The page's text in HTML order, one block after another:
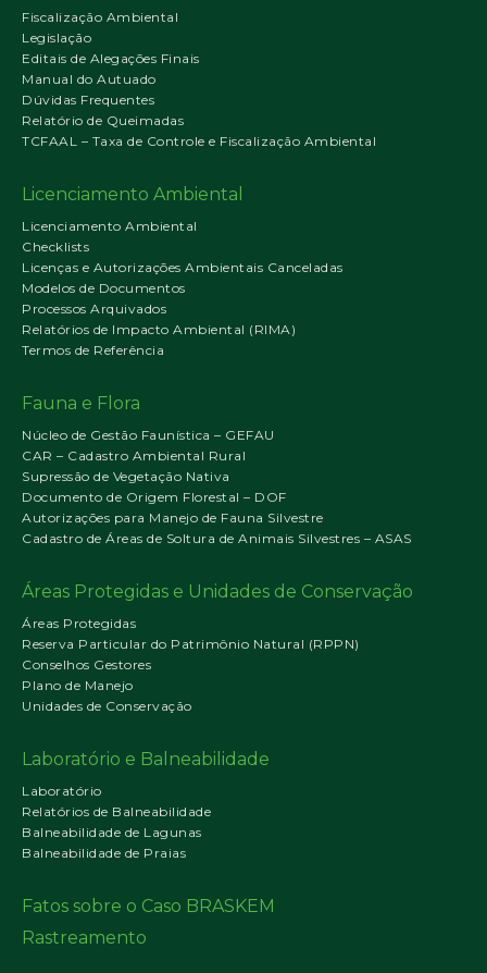
Fiscalização Ambiental
Legislação
Editais de Alegações Finais
Manual do Autuado
Dúvidas Frequentes
Relatório de Queimadas
TCFAAL – Taxa de Controle e Fiscalização Ambiental
Licenciamento Ambiental
Licenciamento Ambiental
Checklists
Licenças e Autorizações Ambientais Canceladas
Modelos de Documentos
Processos Arquivados
Relatórios de Impacto Ambiental (RIMA)
Termos de Referência
Fauna e Flora
Núcleo de Gestão Faunística – GEFAU
CAR – Cadastro Ambiental Rural
Supressão de Vegetação Nativa
Documento de Origem Florestal – DOF
Autorizações para Manejo de Fauna Silvestre
Cadastro de Áreas de Soltura de Animais Silvestres – ASAS
Áreas Protegidas e Unidades de Conservação
Áreas Protegidas
Reserva Particular do Patrimônio Natural (RPPN)
Conselhos Gestores
Plano de Manejo
Unidades de Conservação
Laboratório e Balneabilidade
Laboratório
Relatórios de Balneabilidade
Balneabilidade de Lagunas
Balneabilidade de Praias
Fatos sobre o Caso BRASKEM
Rastreamento